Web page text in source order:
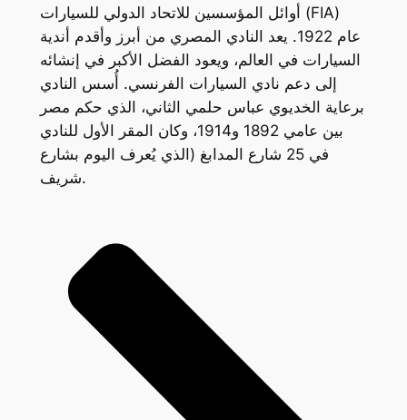
أوائل المؤسسين للاتحاد الدولي للسيارات (FIA)
عام 1922. يعد النادي المصري من أبرز وأقدم أندية
السيارات في العالم، ويعود الفضل الأكبر في إنشائه
إلى دعم نادي السيارات الفرنسي. أُسس النادي
برعاية الخديوي عباس حلمي الثاني، الذي حكم مصر
بين عامي 1892 و1914، وكان المقر الأول للنادي
في 25 شارع المدابغ (الذي يُعرف اليوم بشارع
شريف.